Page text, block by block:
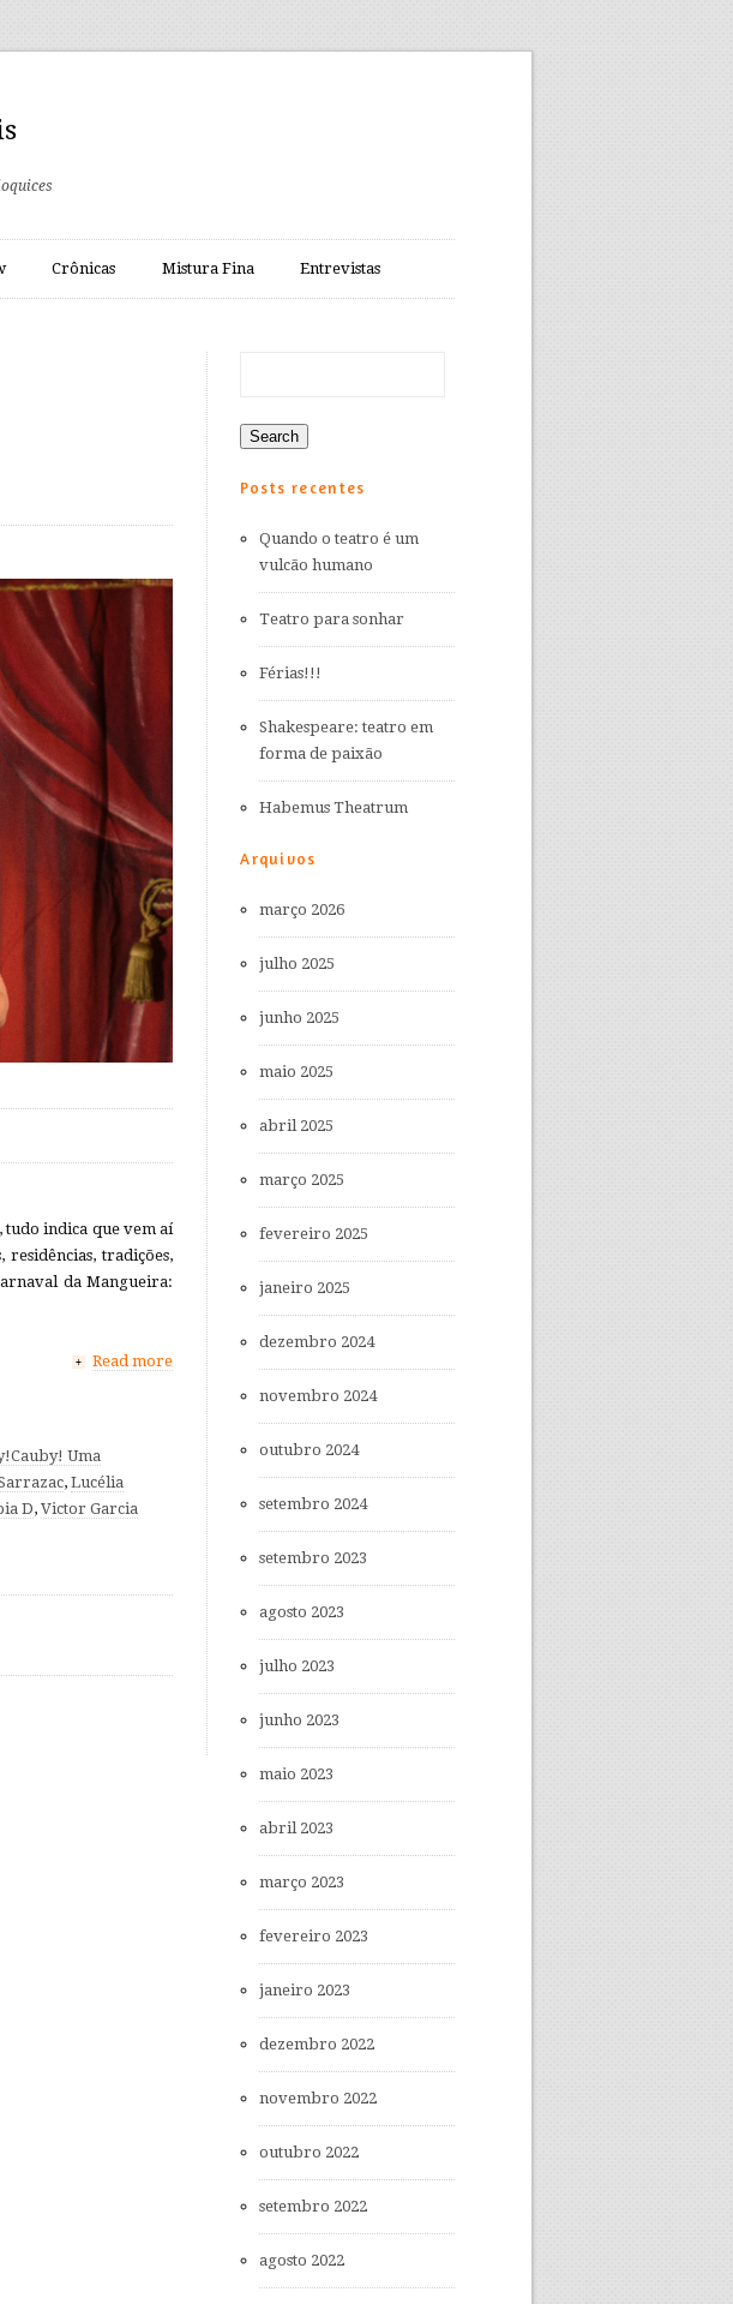
Crônicas Mistura Fina Entrevistas
tudo indica que vem aí
tradições,
da Mangueira:
+ Read more
Uma
, Lucélia
D, Victor Garcia
Posts recentes
Quando o teatro é um
vulcão humano
Teatro para sonhar
Férias!!!
Shakespeare: teatro em
forma de paixão
Habemus Theatrum
Arquivos
março 2026
julho 2025
junho 2025
maio 2025
abril 2025
março 2025
fevereiro 2025
janeiro 2025
dezembro 2024
novembro 2024
outubro 2024
setembro 2024
setembro 2023
agosto 2023
julho 2023
junho 2023
maio 2023
abril 2023
março 2023
fevereiro 2023
janeiro 2023
dezembro 2022
novembro 2022
outubro 2022
setembro 2022
agosto 2022